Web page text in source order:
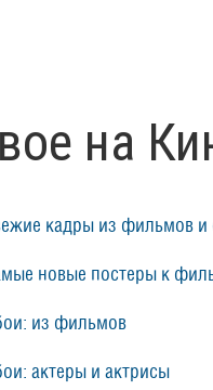
на
кадры из фильмов и
новые постеры к
из фильмов
актеры и актрисы